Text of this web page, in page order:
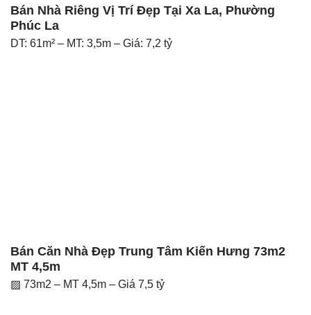
Bán Nhà Riêng Vị Trí Đẹp Tại Xa La, Phường
Phúc La
DT: 61m² – MT: 3,5m – Giá: 7,2 tỷ
Bán Căn Nhà Đẹp Trung Tâm Kiến Hưng 73m2
MT 4,5m
▨ 73m2 – MT 4,5m – Giá 7,5 tỷ